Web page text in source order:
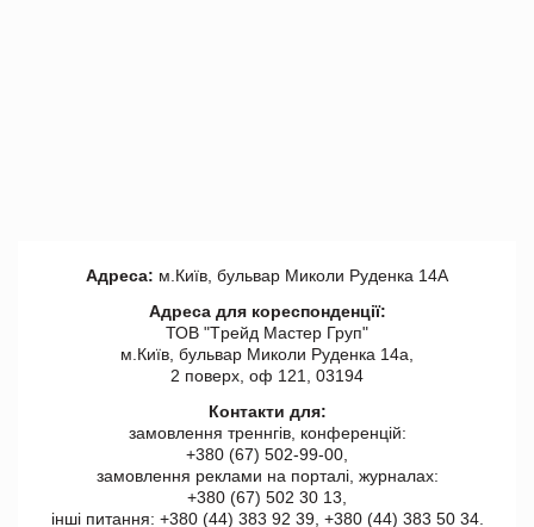
Адреса: м.Київ, бульвар Миколи Руденка 14А
Адреса для кореспонденції:
ТОВ "Tрейд Мастер Груп"
м.Київ, бульвар Миколи Руденка 14а,
2 поверх, оф 121, 03194
Контакти для:
замовлення треннгів, конференцій:
+380 (67) 502-99-00,
замовлення реклами на порталі, журналах:
+380 (67) 502 30 13,
інші питання: +380 (44) 383 92 39, +380 (44) 383 50 34.